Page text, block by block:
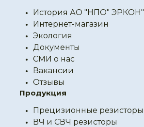
История АО "НПО" ЭРКОН"
Интернет-магазин
Экология
Документы
СМИ о нас
Вакансии
Отзывы
Продукция
Прецизионные резисторы
ВЧ и СВЧ резисторы